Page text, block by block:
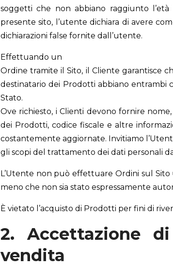
soggetti che non abbiano raggiunto
presente sito, l’utente dichiara di avere
dichiarazioni false fornite dall’utente.
Effettuando un
Ordine tramite il Sito, il Cliente garantisce
destinatario dei Prodotti abbiano entrambi
Stato.
Ove richiesto, i Clienti devono fornire
dei Prodotti, codice fiscale e altre
costantemente aggiornate. Invitiamo
gli scopi del trattamento dei dati personali
L’Utente non può effettuare Ordini sul
meno che non sia stato espressamente
È vietato l’acquisto di Prodotti per fini di
2. Accettazione
vendita